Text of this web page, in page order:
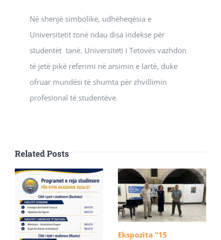
Në shenjë simbolike, udhëheqësia e
Universitetit tonë ndau disa indekse për
studentët tanë. Universiteti i Tetovës vazhdon
të jetë pikë referimi në arsimin e lartë, duke
ofruar mundësi të shumta për zhvillimin
profesional të studentëve.
Related Posts
Ekspozita “15